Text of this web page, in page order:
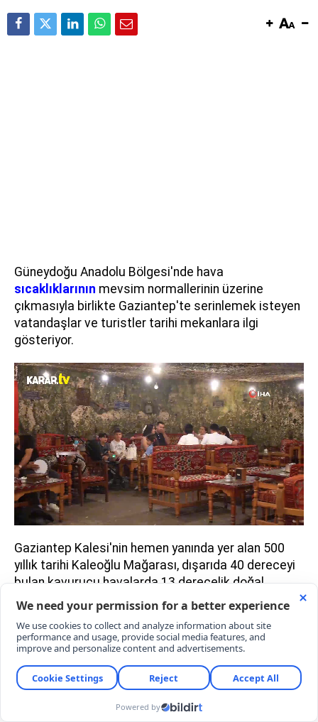
Güneydoğu Anadolu Bölgesi'nde hava
sıcaklıklarının mevsim normallerinin üzerine
çıkmasıyla birlikte Gaziantep'te serinlemek isteyen
vatandaşlar ve turistler tarihi mekanlara ilgi
gösteriyor.
Gaziantep Kalesi'nin hemen yanında yer alan 500
yıllık tarihi Kaleoğlu Mağarası, dışarıda 40 dereceyi
bulan kavurucu havalarda 13 derecelik doğal
atmosferi ve ferahlatıcı tadıyla öne çıkan soğuk
menengiç kahvesi ile ziyaretçilerin odak noktası
haline geldi.
Kafein içermemesi dolayısıyla her yaştan
lezzetseverin tükettiği menengiç kahvesi, hem
geleneksel sıcak sunumuyla hem de yaz aylarına
özel hazırlanan buzlu alternatifiyle kent turizmine